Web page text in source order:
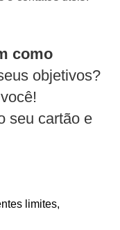
como
objetivos?
seu cartão e
limites,